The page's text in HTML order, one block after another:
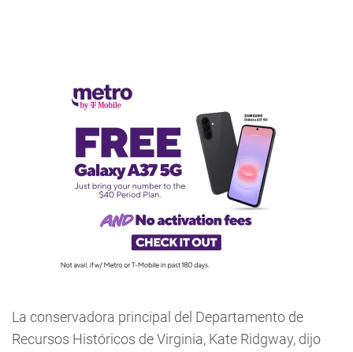
La conservadora principal del Departamento de
Recursos Históricos de Virginia, Kate Ridgway, dijo